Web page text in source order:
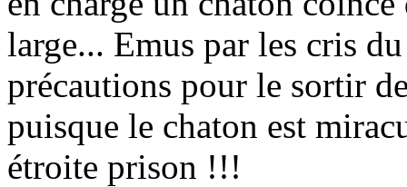
large... Emus par les cris
précautions pour le sortir
puisque le chaton est
étroite prison !!!